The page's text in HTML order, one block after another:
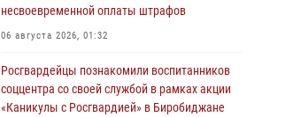
несвоевременной оплаты штрафов
06 августа 2026, 01:32
Росгвардейцы познакомили воспитанников
соццентра со своей службой в рамках акции
«Каникулы с Росгвардией» в Биробиджане